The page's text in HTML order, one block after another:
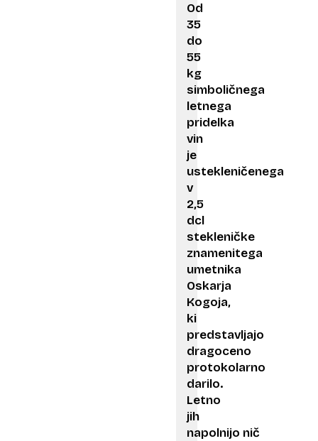
Od
35
do
55
kg
simboličnega
letnega
pridelka
vin
je
ustekleničenega
v
2,5
dcl
stekleničke
znamenitega
umetnika
Oskarja
Kogoja,
ki
predstavljajo
dragoceno
protokolarno
darilo.
Letno
jih
napolnijo nič